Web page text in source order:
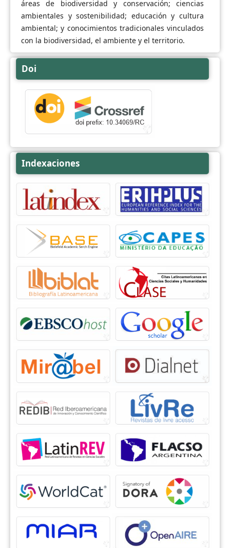
áreas de biodiversidad y conservación; ciencias
ambientales y sostenibilidad; educación y cultura
ambiental; y conocimientos tradicionales vinculados
con la biodiversidad, el ambiente y el territorio.
Doi
Indexaciones